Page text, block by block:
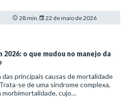
28 min. 22 de maio de 2026
o que mudou no manejo da
principais causas de mortalidade
se de uma síndrome complexa,
cujo